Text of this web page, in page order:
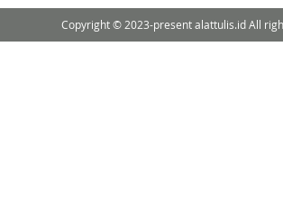
Copyright © 2023-present alattulis.id All